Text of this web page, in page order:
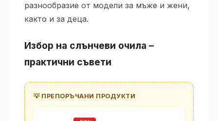
разнообразие от модели за мъже и жени,
както и за деца.
Избор на слънчеви очила –
практични съвети
💡 ПРЕПОРЪЧАНИ ПРОДУКТИ